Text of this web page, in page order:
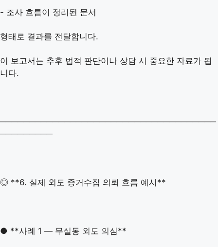
- 조사 흐름이 정리된 문서
형태로 결과를 전달합니다.
이 보고서는 추후 법적 판단이나 상담 시 중요한 자료가 됩
니다.
─────────────────────────────────────
─────────
◎ **6. 실제 외도 증거수집 의뢰 흐름 예시**
● **사례 1 — 무실동 외도 의심**